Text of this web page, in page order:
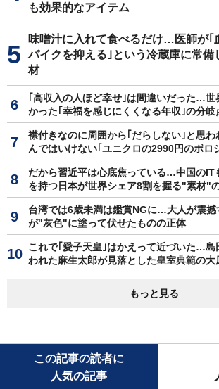
も効果的なアイテム
味噌汁に入れて食べるだけ…医師が｢
パイクを抑える｣という冷蔵庫に常備
材
｢高収入の人ほど幸せ｣は間違いだった…
かった｢幸福を感じにくくなる年収｣の分岐
襟付きなのに周囲から｢だらしない｣と思
んではいけない｢ユニクロの2990円のポロ
だから習近平は心底焦っている…中国のIT
を持つ日本が世界シェア8割を握る"素材"
台湾では6歳未満は鑑賞NGに…大人が震撼
が"灰色"に塗って伏せたものの正体
これで｢愛子天皇｣はかえって近づいた…島
われた麻生太郎が見落とした皇室典範の大
もっと見る
この記事の読者に
人気の記事